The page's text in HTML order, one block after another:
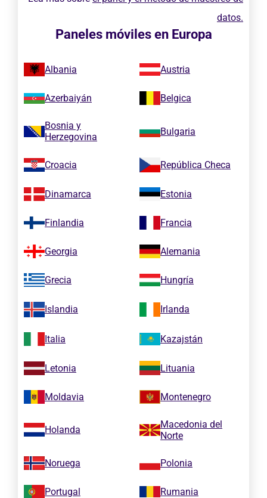
datos.
Paneles móviles en Europa
Albania Austria
Azerbaiyán Belgica
Bosnia y
Herzegovina
Bulgaria
Croacia República Checa
Dinamarca Estonia
Finlandia Francia
Georgia Alemania
Grecia Hungría
Islandia Irlanda
Italia Kazajstán
Letonia Lituania
Moldavia Montenegro
Holanda
Macedonia del
Norte
Noruega Polonia
Portugal Rumania